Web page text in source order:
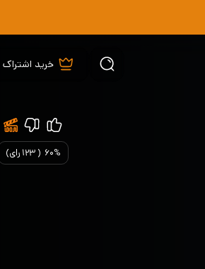
خرید اشتراک
۶۰% ( ۱۲۳ رای)